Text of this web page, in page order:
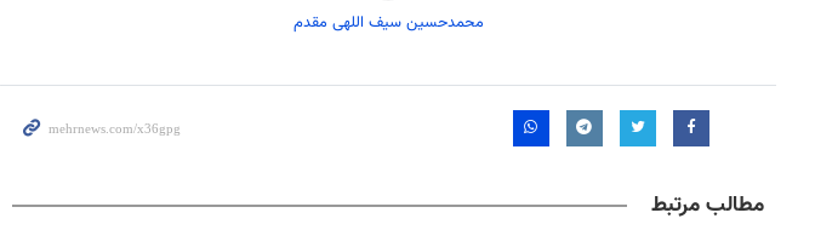
محمدحسین سیف اللهی مقدم
مطالب مرتبط